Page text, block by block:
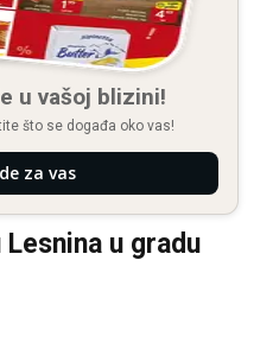
u vašoj blizini!
što se događa oko vas!
za vas
u gradu